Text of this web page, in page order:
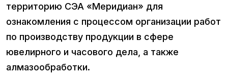
территорию СЭА «Меридиан» для
ознакомления с процессом организации работ
по производству продукции в сфере
ювелирного и часового дела, а также
алмазообработки.